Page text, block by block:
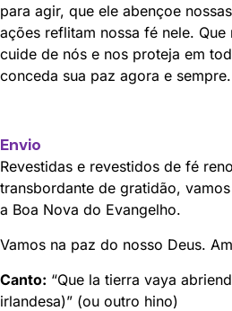
para agir, que ele abençoe
ações reflitam nossa fé nele.
cuide de nós e nos proteja em
conceda sua paz agora e
Envio
Revestidas e revestidos de fé
transbordante de gratidão,
a Boa Nova do Evangelho.
Vamos na paz do nosso Deus.
Canto: “Que la tierra vaya
irlandesa)” (ou outro hino)